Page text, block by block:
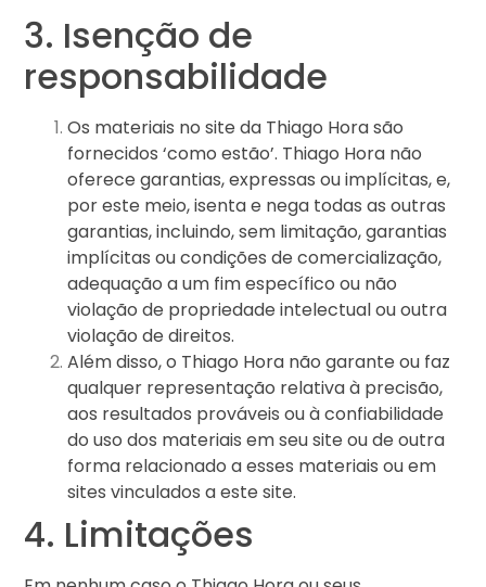
3. Isenção de
responsabilidade
Os materiais no site da Thiago Hora são
fornecidos ‘como estão’. Thiago Hora não
oferece garantias, expressas ou implícitas, e,
por este meio, isenta e nega todas as outras
garantias, incluindo, sem limitação, garantias
implícitas ou condições de comercialização,
adequação a um fim específico ou não
violação de propriedade intelectual ou outra
violação de direitos.
Além disso, o Thiago Hora não garante ou faz
qualquer representação relativa à precisão,
aos resultados prováveis ​​ou à confiabilidade
do uso dos materiais em seu site ou de outra
forma relacionado a esses materiais ou em
sites vinculados a este site.
4. Limitações